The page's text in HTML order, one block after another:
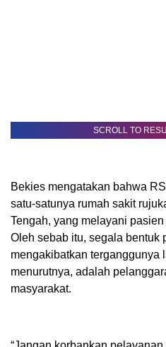
SCROLL TO
Bekies mengatakan bahwa
satu-satunya rumah sakit
Tengah, yang melayani
Oleh sebab itu, segala bentuk
mengakibatkan terganggunya
menurutnya, adalah
masyarakat.